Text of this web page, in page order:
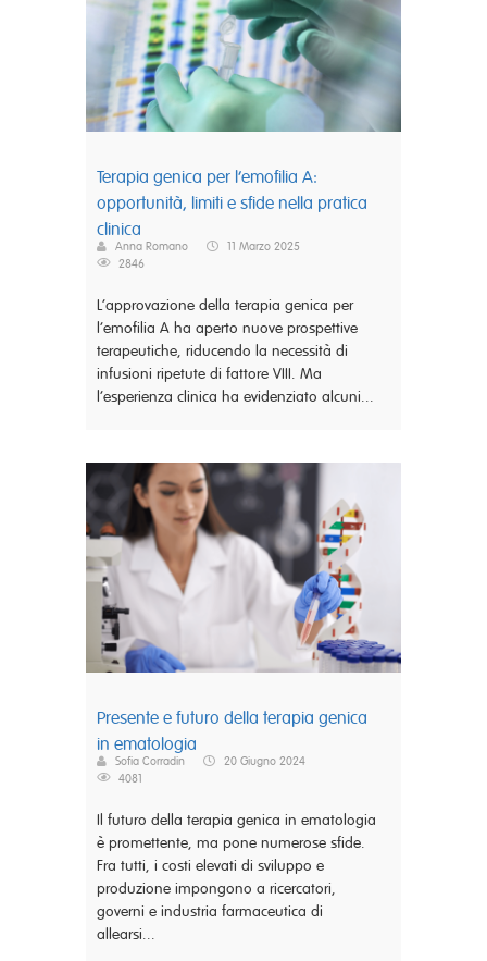
Terapia genica per l’emofilia A:
opportunità, limiti e sfide nella pratica
clinica
Anna Romano
11 Marzo 2025
2846
L’approvazione della terapia genica per
l’emofilia A ha aperto nuove prospettive
terapeutiche, riducendo la necessità di
infusioni ripetute di fattore VIII. Ma
l’esperienza clinica ha evidenziato alcuni...
Presente e futuro della terapia genica
in ematologia
Sofia Corradin
20 Giugno 2024
4081
Il futuro della terapia genica in ematologia
è promettente, ma pone numerose sfide.
Fra tutti, i costi elevati di sviluppo e
produzione impongono a ricercatori,
governi e industria farmaceutica di
allearsi...